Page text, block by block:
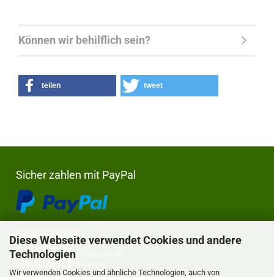
Diese Webseite verwendet Cookies und andere
Technologien
Wir verwenden Cookies und ähnliche Technologien, auch von
Können wir behilflich sein?
teilen tweet
Sicher zahlen mit PayPal
Informationen
Privatsphäre und Datenschutz